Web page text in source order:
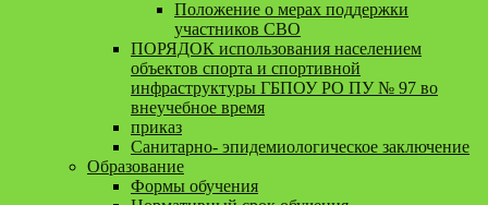
Положение о мерах поддержки
участников СВО
ПОРЯДОК использования населением
объектов спорта и спортивной
инфраструктуры ГБПОУ РО ПУ № 97 во
внеучебное время
приказ
Санитарно- эпидемиологическое заключение
Образование
Формы обучения